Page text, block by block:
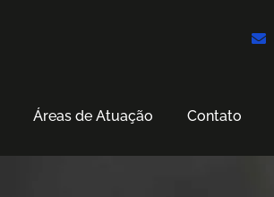
Áreas de Atuação Contato